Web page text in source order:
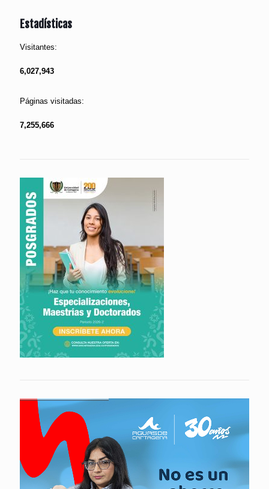
Estadísticas
Visitantes:
6,027,943
Páginas visitadas:
7,255,666